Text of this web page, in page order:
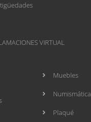
VIRTUAL
Muebles
Numismática
Plaqué